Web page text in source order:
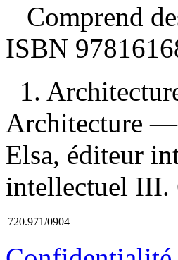
Comprend
ISBN
1.
Architecture
Elsa, éditeur
intellectuel III.
720.971/0904